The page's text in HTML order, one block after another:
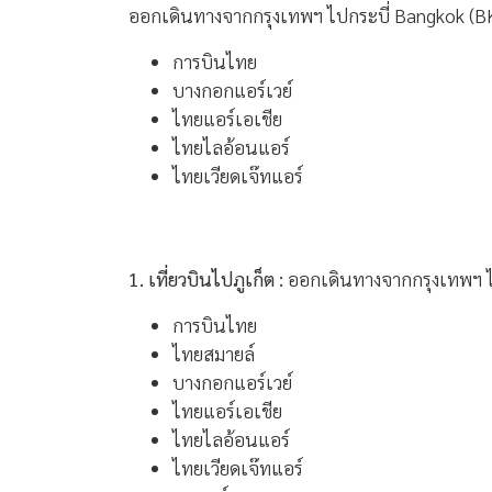
ออกเดินทางจากกรุงเทพฯ ไปกระบี่ Bangkok
การบินไทย
บางกอกแอร์เวย์
ไทยแอร์เอเชีย
ไทยไลอ้อนแอร์
ไทยเวียดเจ๊ทแอร์
1. เที่ยวบินไปภูเก็ต : ออกเดินทางจากกรุงเทพฯ
การบินไทย
ไทยสมายล์
บางกอกแอร์เวย์
ไทยแอร์เอเชีย
ไทยไลอ้อนแอร์
ไทยเวียดเจ๊ทแอร์